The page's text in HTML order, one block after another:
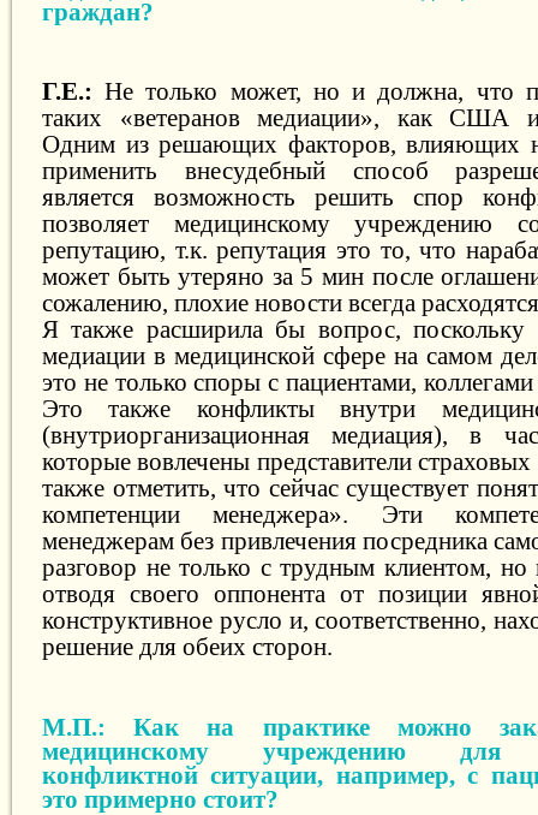
граждан?
Г.Е.: Не только может, но и должна, что
таких «ветеранов медиации», как США и
Одним из решающих факторов, влияющих
применить внесудебный способ
является возможность решить спор
позволяет медицинскому учреждению
репутацию, т.к. репутация это то, что
может быть утеряно за 5 мин после
сожалению, плохие новости всегда
Я также расширила бы вопрос, поскольку
медиации в медицинской сфере на самом
это не только споры с пациентами,
Это также конфликты внутри
(внутриорганизационная медиация), в
которые вовлечены представители
также отметить, что сейчас существует
компетенции менеджера». Эти
менеджерам без привлечения посредника
разговор не только с трудным клиентом, но
отводя своего оппонента от позиции
конструктивное русло и, соответственно,
решение для обеих сторон.
М.П.: Как на практике можно
медицинскому учреждению для
конфликтной ситуации, например, с
это примерно стоит?